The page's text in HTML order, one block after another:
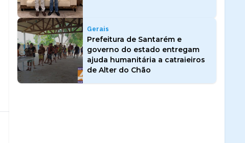
Gerais
Prefeitura de Santarém e
governo do estado entregam
ajuda humanitária a catraieiros
de Alter do Chão